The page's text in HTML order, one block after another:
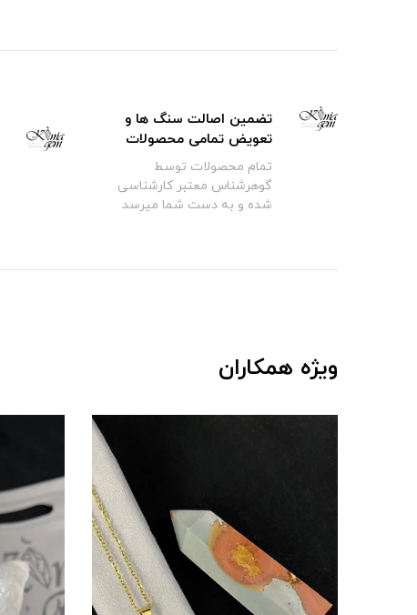
تضمین اصالت سنگ ها و
تعویض تمامی محصولات
تمام محصولات توسط
گوهرشناس معتبر کارشناسی
شده و به دست شما میرسد
ویژه همکاران